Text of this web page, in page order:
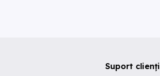
Suport clienți